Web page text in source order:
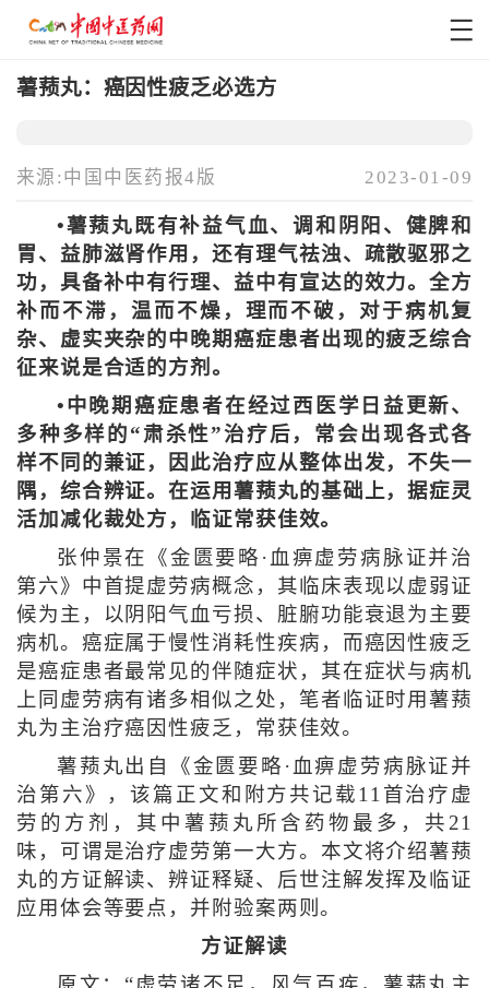
薯蓣丸：癌因性疲乏必选方
来源:中国中医药报4版 2023-01-09
•薯蓣丸既有补益气血、调和阴阳、健脾和
胃、益肺滋肾作用，还有理气祛浊、疏散驱邪之
功，具备补中有行理、益中有宣达的效力。全方
补而不滞，温而不燥，理而不破，对于病机复
杂、虚实夹杂的中晚期癌症患者出现的疲乏综合
征来说是合适的方剂。
•中晚期癌症患者在经过西医学日益更新、
多种多样的“肃杀性”治疗后，常会出现各式各
样不同的兼证，因此治疗应从整体出发，不失一
隅，综合辨证。在运用薯蓣丸的基础上，据症灵
活加减化裁处方，临证常获佳效。
张仲景在《金匮要略·血痹虚劳病脉证并治
第六》中首提虚劳病概念，其临床表现以虚弱证
候为主，以阴阳气血亏损、脏腑功能衰退为主要
病机。癌症属于慢性消耗性疾病，而癌因性疲乏
是癌症患者最常见的伴随症状，其在症状与病机
上同虚劳病有诸多相似之处，笔者临证时用薯蓣
丸为主治疗癌因性疲乏，常获佳效。
薯蓣丸出自《金匮要略·血痹虚劳病脉证并
治第六》，该篇正文和附方共记载11首治疗虚
劳的方剂，其中薯蓣丸所含药物最多，共21
味，可谓是治疗虚劳第一大方。本文将介绍薯蓣
丸的方证解读、辨证释疑、后世注解发挥及临证
应用体会等要点，并附验案两则。
方证解读